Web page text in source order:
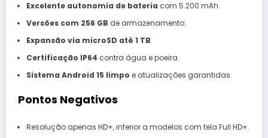
Excelente autonomia de bateria com 5.200 mAh.
Versões com 256 GB de armazenamento.
Expansão via microSD até 1 TB.
Certificação IP64 contra água e poeira.
Sistema Android 15 limpo e atualizações garantidas.
Pontos Negativos
Resolução apenas HD+, inferior a modelos com tela Full HD+.